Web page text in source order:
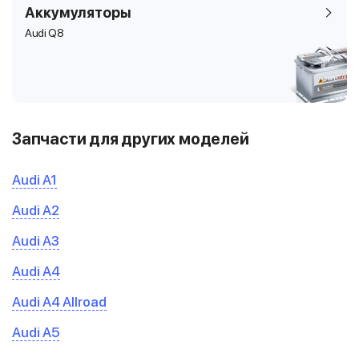
Аккумуляторы
Audi Q8
Запчасти для других моделей
Audi A1
Audi A2
Audi A3
Audi A4
Audi A4 Allroad
Audi A5